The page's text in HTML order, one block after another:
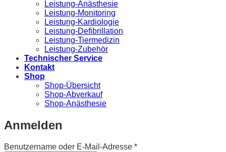
Leistung-Anästhesie
Leistung-Monitoring
Leistung-Kardiologie
Leistung-Defibrillation
Leistung-Tiermedizin
Leistung-Zubehör
Technischer Service
Kontakt
Shop
Shop-Übersicht
Shop-Abverkauf
Shop-Anästhesie
Anmelden
Benutzername oder E-Mail-Adresse *Erforderlich